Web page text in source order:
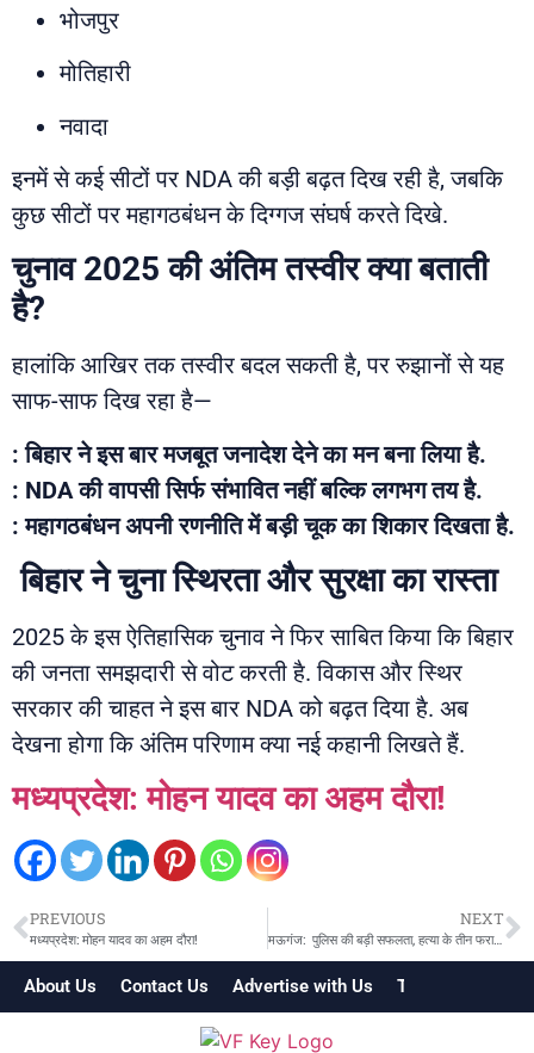
भोजपुर
मोतिहारी
नवादा
इनमें से कई सीटों पर NDA की बड़ी बढ़त दिख रही है, जबकि
कुछ सीटों पर महागठबंधन के दिग्गज संघर्ष करते दिखे.
चुनाव 2025 की अंतिम तस्वीर क्या बताती
है?
हालांकि आखिर तक तस्वीर बदल सकती है, पर रुझानों से यह
साफ-साफ दिख रहा है—
: बिहार ने इस बार मजबूत जनादेश देने का मन बना लिया है.
: NDA की वापसी सिर्फ संभावित नहीं बल्कि लगभग तय है.
: महागठबंधन अपनी रणनीति में बड़ी चूक का शिकार दिखता है.
बिहार ने चुना स्थिरता और सुरक्षा का रास्ता
2025 के इस ऐतिहासिक चुनाव ने फिर साबित किया कि बिहार
की जनता समझदारी से वोट करती है. विकास और स्थिर
सरकार की चाहत ने इस बार NDA को बढ़त दिया है. अब
देखना होगा कि अंतिम परिणाम क्या नई कहानी लिखते हैं.
मध्यप्रदेश: मोहन यादव का अहम दौरा!
PREVIOUS
मध्यप्रदेश: मोहन यादव का अहम दौरा!
NEXT
मऊगंज: पुलिस की बड़ी सफलता, हत्या के तीन फरार इनामी आरोपी गिरफ्तार
About Us Contact Us Advertise with Us Terms &